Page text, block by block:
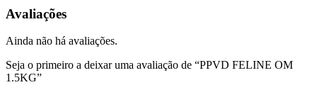
Avaliações
Ainda não há avaliações.
Seja o primeiro a deixar uma avaliação de “PPVD FELINE OM
1.5KG”